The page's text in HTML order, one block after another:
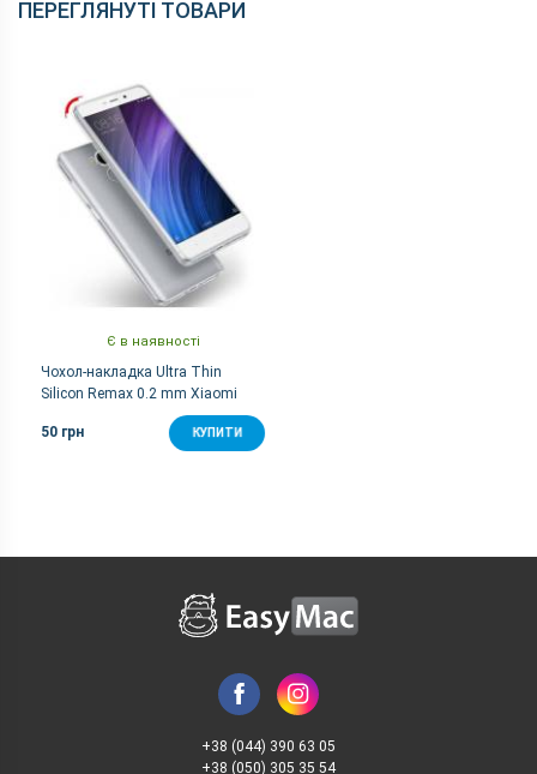
ПЕРЕГЛЯНУТІ ТОВАРИ
Є в наявності
Чохол-накладка Ultra Thin
Silicon Remax 0.2 mm Xiaomi
50 грн
КУПИТИ
+38 (044) 390 63 05
+38 (050) 305 35 54